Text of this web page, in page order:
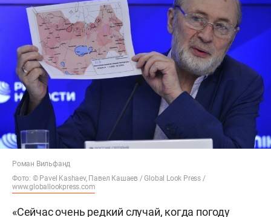
Роман Вильфанд
Фото: © Pavel Kashaev, Павел Кашаев / Global Look Press /
www.globallookpress.com
«Сейчас очень редкий случай, когда погоду